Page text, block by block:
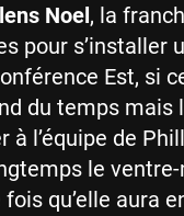
Noel, la
pour s’installer
Est, si
du temps mais
à l’équipe de
le
qu’elle aura